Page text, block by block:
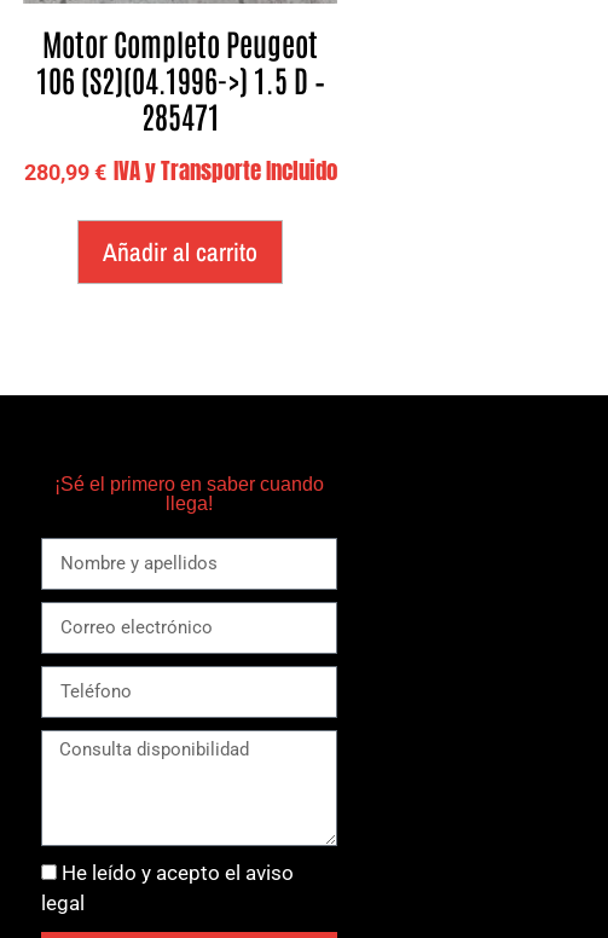
Motor Completo Peugeot
106 (S2)(04.1996->) 1.5 D –
285471
280,99€ IVA y Transporte Incluido
Añadir al carrito
¡Sé el primero en saber cuando
llega!
He leído y acepto el aviso
legal